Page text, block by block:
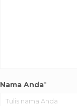
Nama Anda*